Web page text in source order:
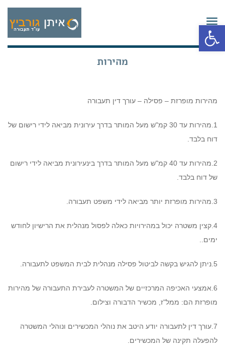
פתח סרגל נגישות
תפריט
מהירות
מהירות מופרזת – פסילה – עורך דין תעבורה
1.מהירות עד 30 קמ"ש מעל המותר בדרך עירונית מביאה לידי רישום של
דוח בלבד.
2.מהירות עד 40 קמ"ש מעל המותר בדרך בינעירונית מביאה לידי רישום
של דוח בלבד.
3.מהירות מופרזת יותר מביאה לידי משפט תעבורה.
4.קצין משטרה יכול במהירויות כאלה לפסול מנהלית את הרישיון לחודש
ימים..
5.ניתן להגיש בקשה לביטול פסילה מנהלית לבית המשפט לתעבורה.
6.אמצעי האכיפה המרכזיים של המשטרה לעבירת התעבורה של מהירות
מופרזת הם: ממל"ז, מכשיר הדבורה וצילום.
7.עורך דין לתעבורה יודע היטב את נוהלי המכשירים ונוהלי המשטרה
להפעלה תקינה של המכשירים.